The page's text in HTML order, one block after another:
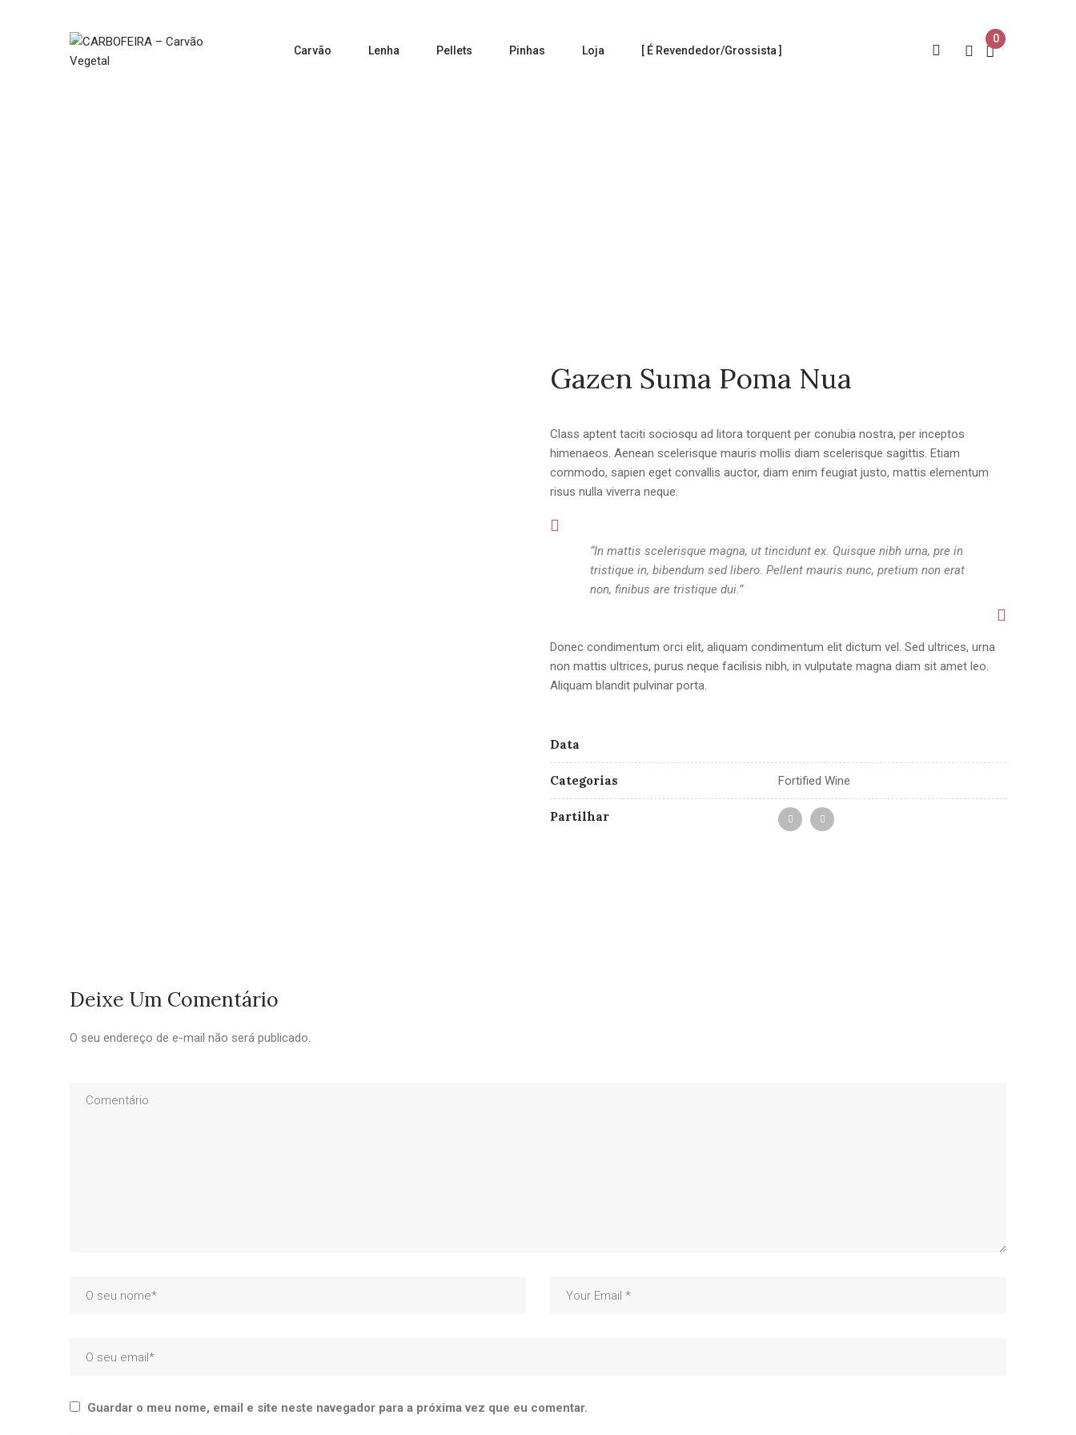
Carvão Lenha Pellets Pinhas Loja [ É Revendedor/Grossista ]
0
Gazen Suma Poma Nua
Class aptent taciti sociosqu ad litora torquent per conubia nostra, per inceptos
himenaeos. Aenean scelerisque mauris mollis diam scelerisque sagittis. Etiam
commodo, sapien eget convallis auctor, diam enim feugiat justo, mattis elementum
risus nulla viverra neque.
“In mattis scelerisque magna, ut tincidunt ex. Quisque nibh urna, pre in
tristique in, bibendum sed libero. Pellent mauris nunc, pretium non erat
non, finibus are tristique dui.”
Donec condimentum orci elit, aliquam condimentum elit dictum vel. Sed ultrices, urna
non mattis ultrices, purus neque facilisis nibh, in vulputate magna diam sit amet leo.
Aliquam blandit pulvinar porta.
Data
Categorias Fortified Wine
Partilhar
Deixe Um Comentário
O seu endereço de e-mail não será publicado.
Guardar o meu nome, email e site neste navegador para a próxima vez que eu comentar.
Alternative: